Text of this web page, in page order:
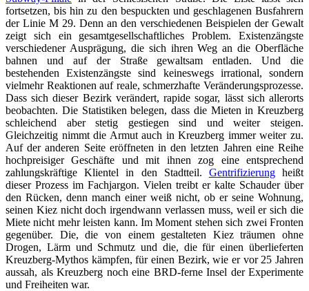
fortsetzen, bis hin zu den bespuckten und geschlagenen Busfahrern
der Linie M 29. Denn an den verschiedenen Beispielen der Gewalt
zeigt sich ein gesamtgesellschaftliches Problem. Existenzängste
verschiedener Ausprägung, die sich ihren Weg an die Oberfläche
bahnen und auf der Straße gewaltsam entladen. Und die
bestehenden Existenzängste sind keineswegs irrational, sondern
vielmehr Reaktionen auf reale, schmerzhafte Veränderungsprozesse.
Dass sich dieser Bezirk verändert, rapide sogar, lässt sich allerorts
beobachten. Die Statistiken belegen, dass die Mieten in Kreuzberg
schleichend aber stetig gestiegen sind und weiter steigen.
Gleichzeitig nimmt die Armut auch in Kreuzberg immer weiter zu.
Auf der anderen Seite eröffneten in den letzten Jahren eine Reihe
hochpreisiger Geschäfte und mit ihnen zog eine entsprechend
zahlungskräftige Klientel in den Stadtteil. Gentrifizierungheißt
dieser Prozess im Fachjargon. Vielen treibt er kalte Schauder über
den Rücken, denn manch einer weiß nicht, ob er seine Wohnung,
seinen Kiez nicht doch irgendwann verlassen muss, weil er sich die
Miete nicht mehr leisten kann. Im Moment stehen sich zwei Fronten
gegenüber. Die, die von einem gestalteten Kiez träumen ohne
Drogen, Lärm und Schmutz und die, die für einen überlieferten
Kreuzberg-Mythos kämpfen, für einen Bezirk, wie er vor 25 Jahren
aussah, als Kreuzberg noch eine BRD-ferne Insel der Experimente
und Freiheiten war.